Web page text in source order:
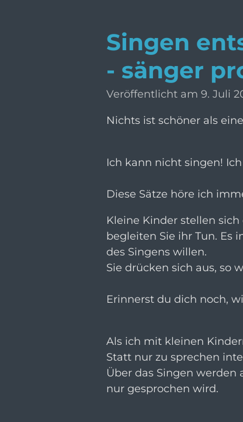
Singen
- sänger
Veröffentlicht am 9. Juli
Nichts ist schöner als
Ich kann nicht singen!
Diese Sätze höre ich
Kleine Kinder stellen
begleiten Sie ihr Tun. Es
des Singens willen.
Sie drücken sich aus, so
Erinnerst du dich noch,
Als ich mit kleinen
Statt nur zu sprechen
Über das Singen
nur gesprochen wird.